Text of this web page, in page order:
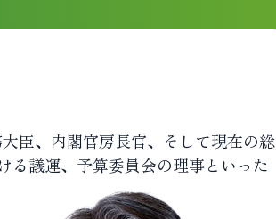
臣、内閣官房長官、そして現在の総
る議運、予算委員会の理事といった